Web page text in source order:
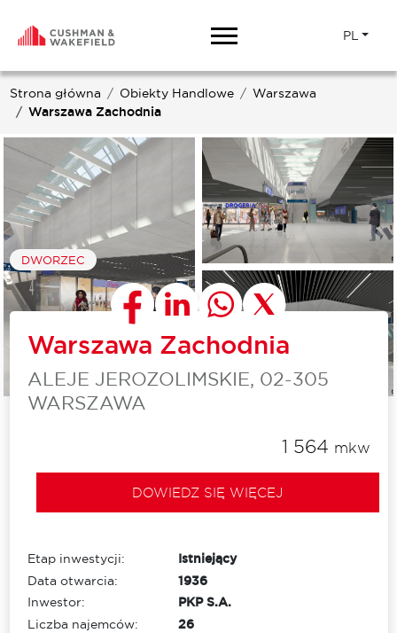
PL
Strona główna Obiekty Handlowe
Warszawa
Warszawa Zachodnia
DWORZEC
Warszawa Zachodnia
ALEJE JEROZOLIMSKIE, 02-305
WARSZAWA
1 564 mkw
DOWIEDZ SIĘ WIĘCEJ
Etap inwestycji:
Istniejący
Data otwarcia:
1936
Inwestor:
PKP S.A.
Liczba najemców:
26